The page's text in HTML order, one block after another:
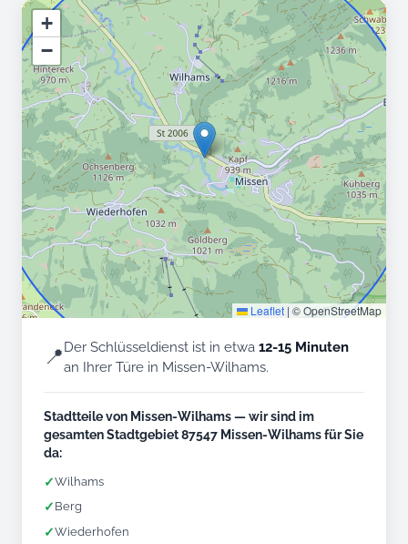
+
−
Leaflet | © OpenStreetMap
📍Der Schlüsseldienst ist in etwa 12-15 Minuten
an Ihrer Türe in Missen-Wilhams.
Stadtteile von Missen-Wilhams — wir sind im
gesamten Stadtgebiet 87547 Missen-Wilhams für Sie
da:
✓Wilhams
✓ Berg
✓Wiederhofen